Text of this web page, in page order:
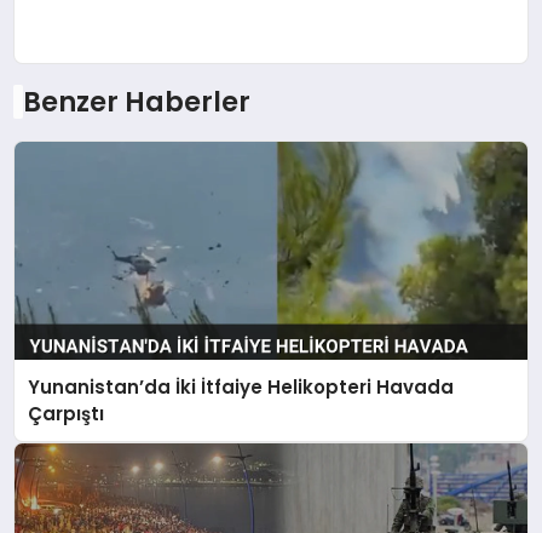
Benzer Haberler
Yunanistan’da İki İtfaiye Helikopteri Havada
Çarpıştı